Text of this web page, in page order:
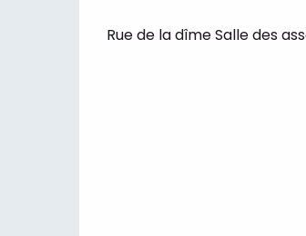
Rue de la dîme Salle des